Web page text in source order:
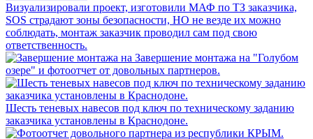
Визуализировали проект, изготовили МАФ по ТЗ заказчика,
SOS страдают зоны безопасности, НО не везде их можно
соблюдать, монтаж заказчик проводил сам под свою
ответственность.
Завершение монтажа на "Голубом
озере" и фотоотчет от довольных партнеров.
Шесть теневых навесов под ключ по техническому заданию
заказчика установлены в Краснодоне.